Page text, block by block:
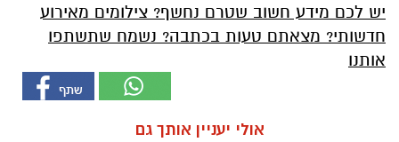
יש לכם מידע חשוב שטרם נחשף? צילומים מאירוע
חדשותי? מצאתם טעות בכתבה? נשמח שתשתפו
אותנו
אולי יעניין אותך גם